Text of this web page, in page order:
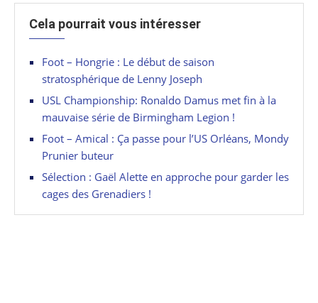
Cela pourrait vous intéresser
Foot – Hongrie : Le début de saison
stratosphérique de Lenny Joseph
USL Championship: Ronaldo Damus met fin à la
mauvaise série de Birmingham Legion !
Foot – Amical : Ça passe pour l’US Orléans, Mondy
Prunier buteur
Sélection : Gaël Alette en approche pour garder les
cages des Grenadiers !